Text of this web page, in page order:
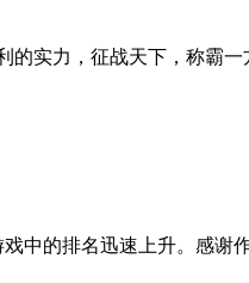
实力，征战天下，称霸一
中的排名迅速上升。感谢